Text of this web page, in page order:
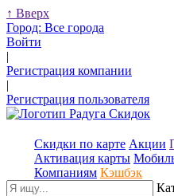
↑ Вверх
Город: Все города
Войти
|
Регистрация компании
|
Регистрация пользователя
Скидки по карте Акции
Активация карты
Компаниям Кэшбэк